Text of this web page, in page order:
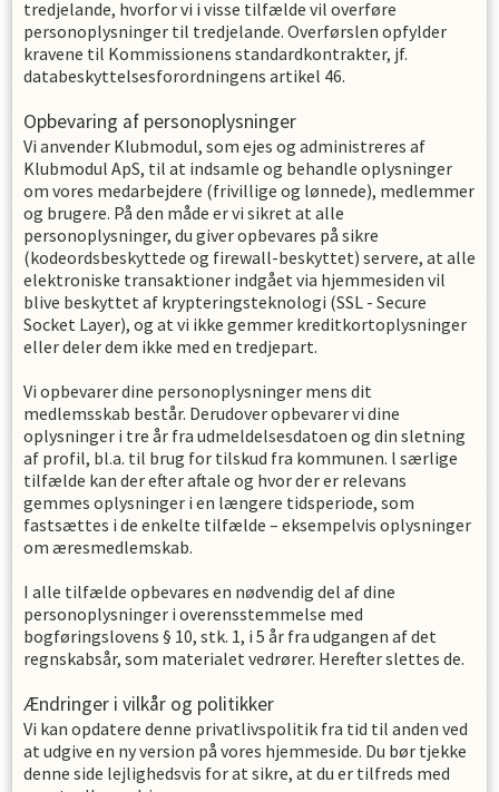
tredjelande, hvorfor vi i visse tilfælde vil overføre
personoplysninger til tredjelande. Overførslen opfylder
kravene til Kommissionens standardkontrakter, jf.
databeskyttelsesforordningens artikel 46.
Opbevaring af personoplysninger
Vi anvender Klubmodul, som ejes og administreres af
Klubmodul ApS, til at indsamle og behandle oplysninger
om vores medarbejdere (frivillige og lønnede), medlemmer
og brugere. På den måde er vi sikret at alle
personoplysninger, du giver opbevares på sikre
(kodeordsbeskyttede og firewall-beskyttet) servere, at alle
elektroniske transaktioner indgået via hjemmesiden vil
blive beskyttet af krypteringsteknologi (SSL - Secure
Socket Layer), og at vi ikke gemmer kreditkortoplysninger
eller deler dem ikke med en tredjepart.
Vi opbevarer dine personoplysninger mens dit
medlemsskab består. Derudover opbevarer vi dine
oplysninger i tre år fra udmeldelsesdatoen og din sletning
af profil, bl.a. til brug for tilskud fra kommunen. l særlige
tilfælde kan der efter aftale og hvor der er relevans
gemmes oplysninger i en længere tidsperiode, som
fastsættes i de enkelte tilfælde – eksempelvis oplysninger
om æresmedlemskab.
I alle tilfælde opbevares en nødvendig del af dine
personoplysninger i overensstemmelse med
bogføringslovens § 10, stk. 1, i 5 år fra udgangen af det
regnskabsår, som materialet vedrører. Herefter slettes de.
Ændringer i vilkår og politikker
Vi kan opdatere denne privatlivspolitik fra tid til anden ved
at udgive en ny version på vores hjemmeside. Du bør tjekke
denne side lejlighedsvis for at sikre, at du er tilfreds med